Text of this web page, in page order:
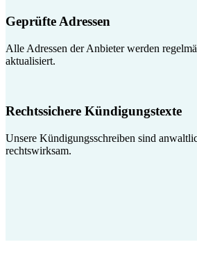
Geprüfte Adressen
Alle Adressen der Anbieter werden
aktualisiert.
Rechtssichere Kündigungstexte
Unsere Kündigungsschreiben sind
rechtswirksam.